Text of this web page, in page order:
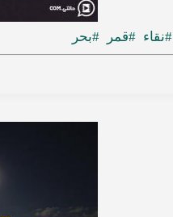
#نقاء #قمر #بحر